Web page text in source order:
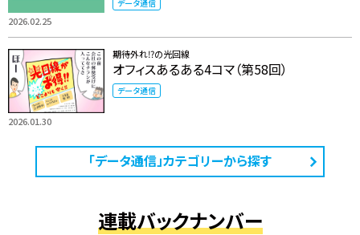
2026.02.25
データ通信
2026.01.30
期待外れ⁉の光回線
オフィスあるある4コマ（第58回）
データ通信
「データ通信」カテゴリーから探す
連載バックナンバー